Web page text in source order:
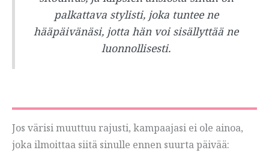
palkattava stylisti, joka tuntee ne
hääpäivänäsi, jotta hän voi sisällyttää ne
luonnollisesti.
Jos värisi muuttuu rajusti, kampaajasi ei ole ainoa,
joka ilmoittaa siitä sinulle ennen suurta päivää: